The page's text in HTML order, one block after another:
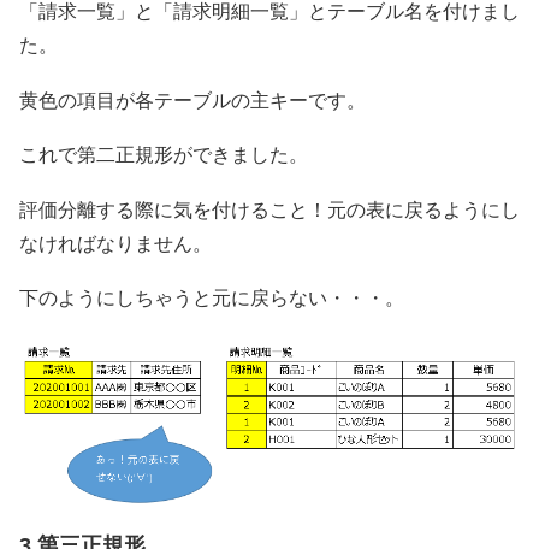
「請求一覧」と「請求明細一覧」とテーブル名を付けまし
た。
黄色の項目が各テーブルの主キーです。
これで第二正規形ができました。
評価分離する際に気を付けること！元の表に戻るようにし
なければなりません。
下のようにしちゃうと元に戻らない・・・。